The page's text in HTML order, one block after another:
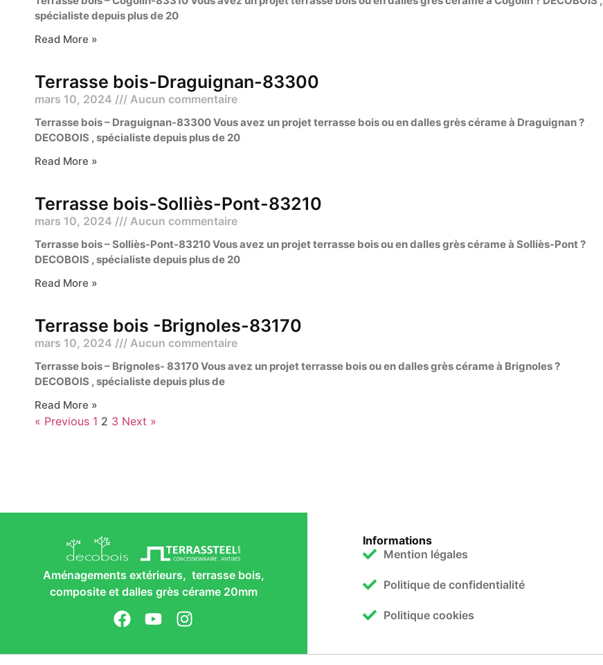
spécialiste depuis plus de 20
Read More »
Terrasse bois-Draguignan-83300
mars 10, 2024 Aucun commentaire
Terrasse bois – Draguignan-83300 Vous avez un projet terrasse bois ou en dalles grès cérame à Draguignan ?
DECOBOIS , spécialiste depuis plus de 20
Read More »
Terrasse bois-Solliès-Pont-83210
mars 10, 2024 Aucun commentaire
Terrasse bois – Solliès-Pont-83210 Vous avez un projet terrasse bois ou en dalles grès cérame à Solliès-Pont ?
DECOBOIS , spécialiste depuis plus de 20
Read More »
Terrasse bois -Brignoles-83170
mars 10, 2024 Aucun commentaire
Terrasse bois – Brignoles- 83170 Vous avez un projet terrasse bois ou en dalles grès cérame à Brignoles ?
DECOBOIS , spécialiste depuis plus de
Read More »
« Previous 1 2 3 Next »
Aménagements extérieurs, terrasse bois,
composite et dalles grès cérame 20mm
Informations
Mention légales
Politique de confidentialité
Politique cookies